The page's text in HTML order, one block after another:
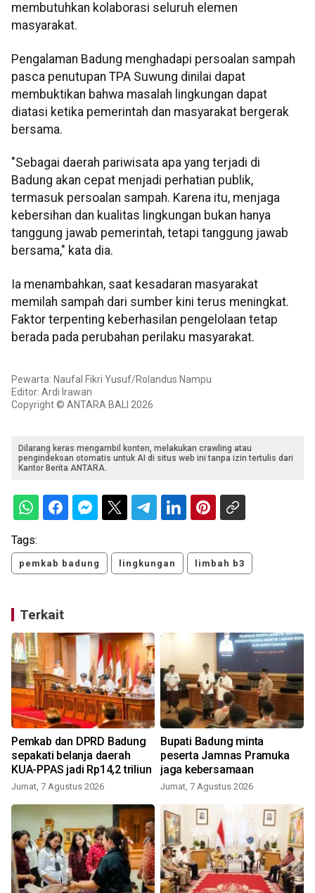
membutuhkan kolaborasi seluruh elemen
masyarakat.
Pengalaman Badung menghadapi persoalan sampah
pasca penutupan TPA Suwung dinilai dapat
membuktikan bahwa masalah lingkungan dapat
diatasi ketika pemerintah dan masyarakat bergerak
bersama.
"Sebagai daerah pariwisata apa yang terjadi di
Badung akan cepat menjadi perhatian publik,
termasuk persoalan sampah. Karena itu, menjaga
kebersihan dan kualitas lingkungan bukan hanya
tanggung jawab pemerintah, tetapi tanggung jawab
bersama," kata dia.
Ia menambahkan, saat kesadaran masyarakat
memilah sampah dari sumber kini terus meningkat.
Faktor terpenting keberhasilan pengelolaan tetap
berada pada perubahan perilaku masyarakat.
Pewarta: Naufal Fikri Yusuf/Rolandus Nampu
Editor: Ardi Irawan
Copyright © ANTARA BALI 2026
Dilarang keras mengambil konten, melakukan crawling atau
pengindeksan otomatis untuk AI di situs web ini tanpa izin tertulis dari
Kantor Berita ANTARA.
Tags:
pemkab badung lingkungan limbah b3
Terkait
Pemkab dan DPRD Badung
sepakati belanja daerah
KUA-PPAS jadi Rp14,2 triliun
Jumat, 7 Agustus 2026
Bupati Badung minta
peserta Jamnas Pramuka
jaga kebersamaan
Jumat, 7 Agustus 2026